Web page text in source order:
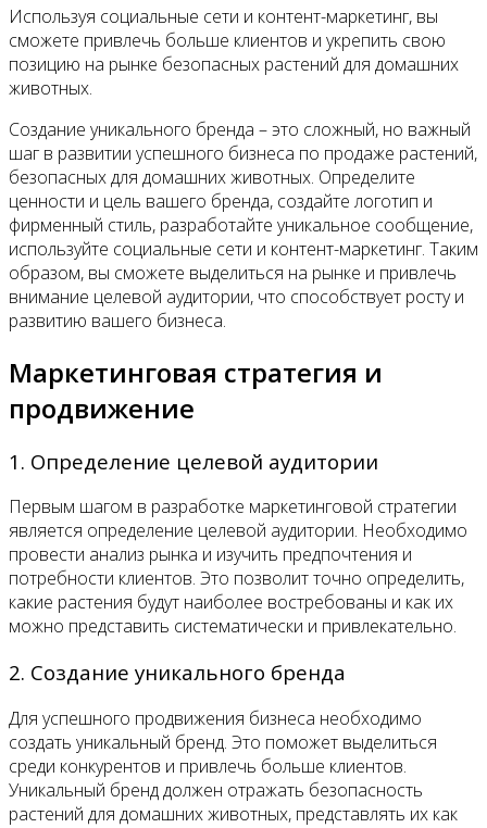
Используя социальные сети и контент-маркетинг, вы
сможете привлечь больше клиентов и укрепить свою
позицию на рынке безопасных растений для домашних
животных.
Создание уникального бренда – это сложный, но важный
шаг в развитии успешного бизнеса по продаже растений,
безопасных для домашних животных. Определите
ценности и цель вашего бренда, создайте логотип и
фирменный стиль, разработайте уникальное сообщение,
используйте социальные сети и контент-маркетинг. Таким
образом, вы сможете выделиться на рынке и привлечь
внимание целевой аудитории, что способствует росту и
развитию вашего бизнеса.
Маркетинговая стратегия и
продвижение
1. Определение целевой аудитории
Первым шагом в разработке маркетинговой стратегии
является определение целевой аудитории. Необходимо
провести анализ рынка и изучить предпочтения и
потребности клиентов. Это позволит точно определить,
какие растения будут наиболее востребованы и как их
можно представить систематически и привлекательно.
2. Создание уникального бренда
Для успешного продвижения бизнеса необходимо
создать уникальный бренд. Это поможет выделиться
среди конкурентов и привлечь больше клиентов.
Уникальный бренд должен отражать безопасность
растений для домашних животных, представлять их как